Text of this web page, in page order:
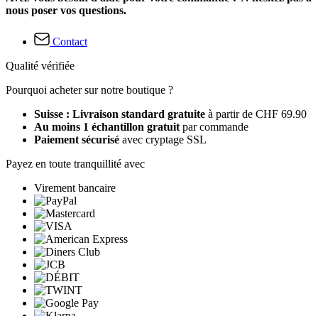
nous poser vos questions.
Contact
Qualité vérifiée
Pourquoi acheter sur notre boutique ?
Suisse : Livraison standard gratuite à partir de CHF 69.90
Au moins 1 échantillon gratuit par commande
Paiement sécurisé avec cryptage SSL
Payez en toute tranquillité avec
Virement bancaire